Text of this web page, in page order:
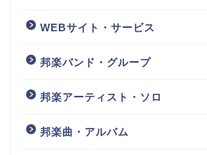
WEBサイト・サービス
邦楽バンド・グループ
邦楽アーティスト・ソロ
邦楽曲・アルバム